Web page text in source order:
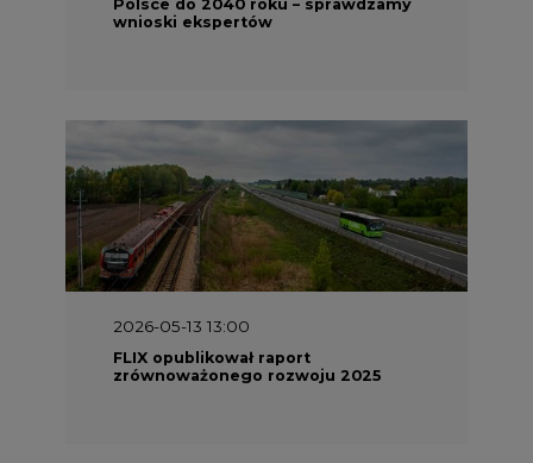
wnioski ekspertów
2026-05-13 13:00
FLIX opublikował raport
zrównoważonego rozwoju 2025